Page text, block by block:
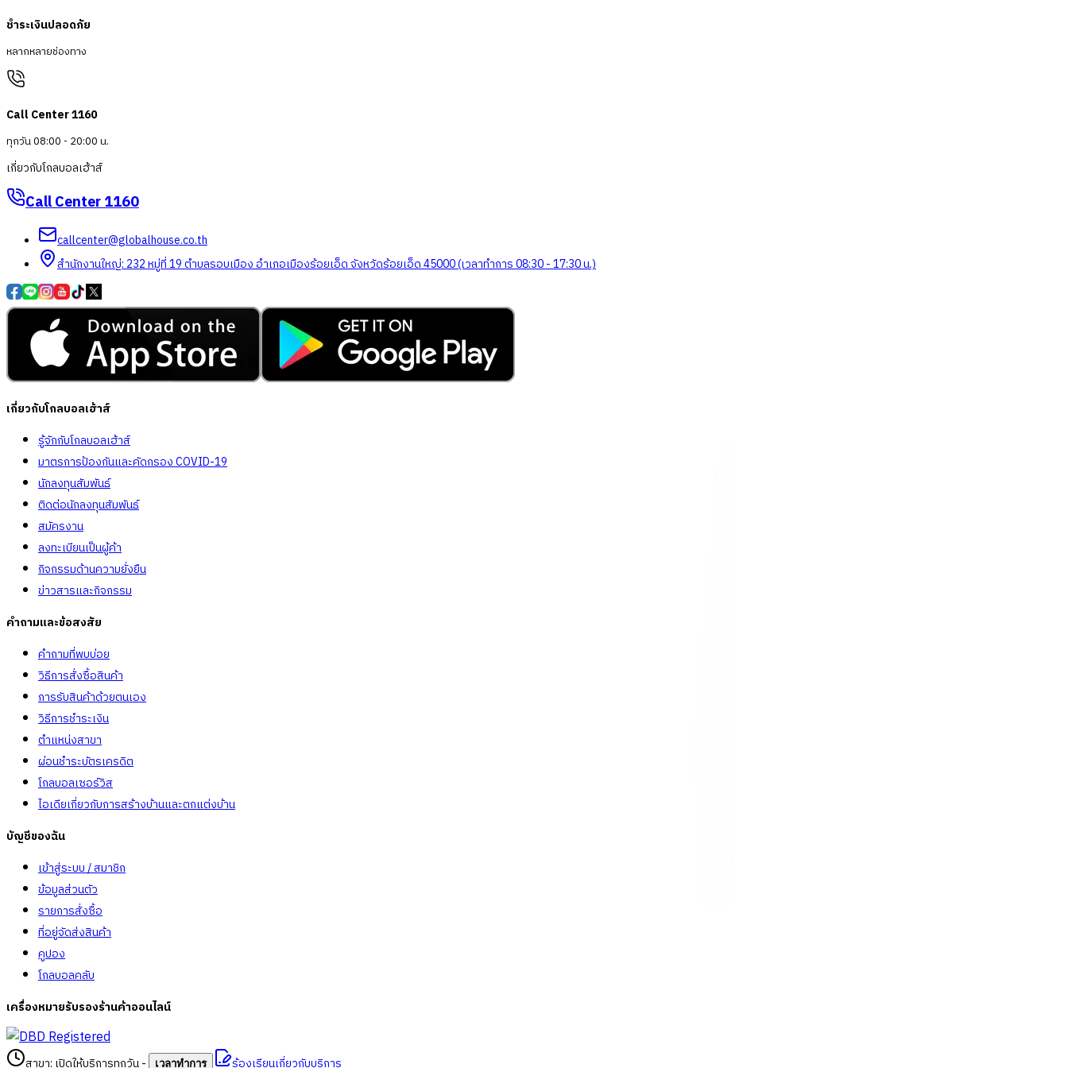
ชำระเงินปลอดภัย
หลากหลายช่องทาง
Call Center 1160
ทุกวัน 08:00 - 20:00 น.
เกี่ยวกับโกลบอลเฮ้าส์
Call Center1160
callcenter@globalhouse.co.th
สำนักงานใหญ่: 232 หมู่ที่ 19 ตำบลรอบเมือง อำเภอเมืองร้อยเอ็ด จังหวัดร้อยเอ็ด 45000 (เวลาทำการ 08:30 - 17:30 น.)
เกี่ยวกับโกลบอลเฮ้าส์
รู้จักกับโกลบอลเฮ้าส์
มาตรการป้องกันและคัดกรอง COVID-19
นักลงทุนสัมพันธ์
ติดต่อนักลงทุนสัมพันธ์
สมัครงาน
ลงทะเบียนเป็นผู้ค้า
กิจกรรมด้านความยั่งยืน
ข่าวสารและกิจกรรม
คำถามและข้อสงสัย
คำถามที่พบบ่อย
วิธีการสั่งซื้อสินค้า
การรับสินค้าด้วยตนเอง
วิธีการชำระเงิน
ตำแหน่งสาขา
ผ่อนชำระบัตรเครดิต
โกลบอลเซอร์วิส
ไอเดียเกี่ยวกับการสร้างบ้านและตกแต่งบ้าน
บัญชีของฉัน
เข้าสู่ระบบ / สมาชิก
ข้อมูลส่วนตัว
รายการสั่งซื้อ
ที่อยู่จัดส่งสินค้า
คูปอง
โกลบอลคลับ
เครื่องหมายรับรองร้านค้าออนไลน์
สาขา: เปิดให้บริการทุกวัน- เวลาทำการ ร้องเรียนเกี่ยวกับบริการ